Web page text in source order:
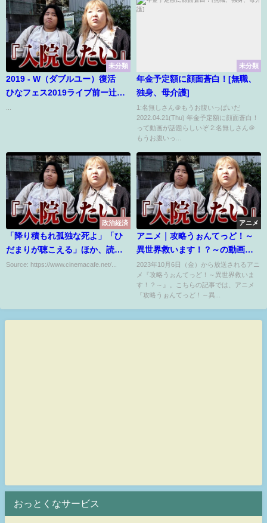
未分類
2019 - W（ダブルユー）復活
ひなフェス2019ライブ前ー辻希
未分類
年金予定額に顔面蒼白！[無職、
独身、母介護]
1:名無しさん＠もうお腹いっぱいだ
2022.04.21(Thu) 年金予定額に顔面蒼白！
って動画が話題らしいぞ 2:名無しさん＠
もうお腹いっ...
政治経済
「降り積もれ孤独な死よ」「ひ
だまりが聴こえる」ほか、読者
が選ぶ2024年好きな夏ドラマラ
Source: https://www.cinemacafe.net/...
アニメ
アニメ｜攻略うぉんてっど！～
異世界救います！？～の動画を
見逃し含め全話無料で見れる配
信サイトまとめ
2023年10月6日（金）から放送されるアニ
メ『攻略うぉんてっど！～異世界救いま
す！？～』。こちらの記事では、アニメ
『攻略うぉんてっど！～異...
おっとくなサービス